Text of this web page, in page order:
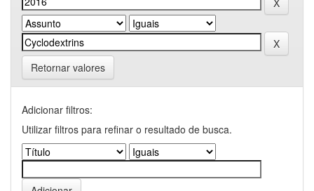
Retornar valores
Adicionar filtros:
Utilizar filtros para refinar o resultado de busca.